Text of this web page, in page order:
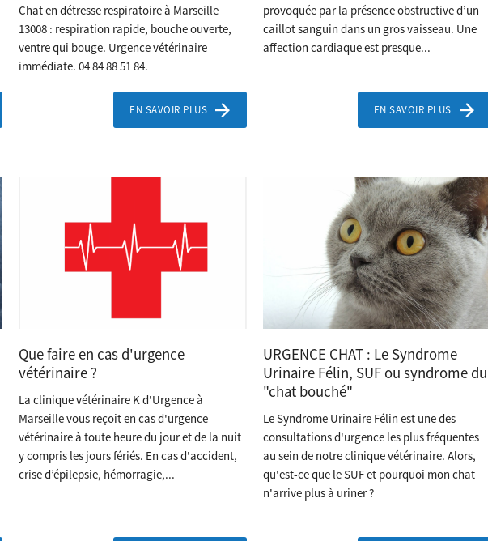
Chat en détresse respiratoire à Marseille
13008 : respiration rapide, bouche ouverte,
ventre qui bouge. Urgence vétérinaire
immédiate. 04 84 88 51 84.
EN SAVOIR PLUS
provoquée par la présence obstructive d’un
caillot sanguin dans un gros vaisseau. Une
affection cardiaque est presque...
EN SAVOIR PLUS
Que faire en cas d'urgence
vétérinaire ?
La clinique vétérinaire K d'Urgence à
Marseille vous reçoit en cas d'urgence
vétérinaire à toute heure du jour et de la nuit
y compris les jours fériés. En cas d'accident,
crise d’épilepsie, hémorragie,...
URGENCE CHAT : Le Syndrome
Urinaire Félin, SUF ou syndrome du
"chat bouché"
Le Syndrome Urinaire Félin est une des
consultations d'urgence les plus fréquentes
au sein de notre clinique vétérinaire. Alors,
qu'est-ce que le SUF et pourquoi mon chat
n'arrive plus à uriner ?